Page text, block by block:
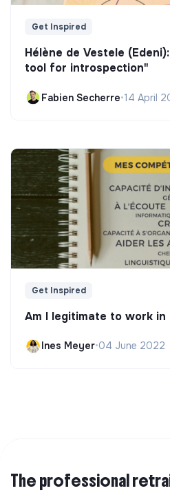
Get Inspired
Hélène de Vestele
tool for introspection"
Fabien Secherre•14 April
Get Inspired
Am I legitimate to work
Ines Meyer•04 June 2022
The professional